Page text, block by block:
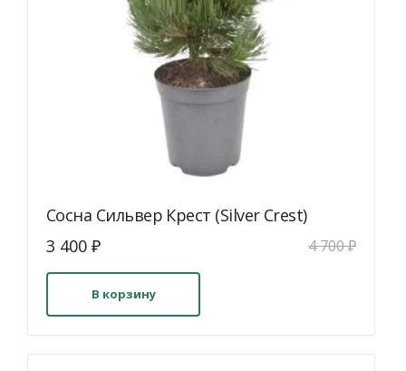
Сосна Сильвер Крест (Silver Crest)
4 700₽
Первоначальная
цена
составляла
4
700 ₽.
3 400 ₽Текущая
цена:
3
400 ₽.
В корзину